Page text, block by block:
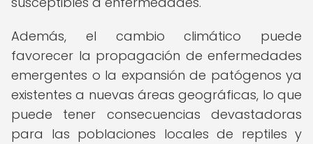
Además, el cambio climático puede
favorecer la propagación de enfermedades
emergentes o la expansión de patógenos ya
existentes a nuevas áreas geográficas, lo que
puede tener consecuencias devastadoras
para las poblaciones locales de reptiles y